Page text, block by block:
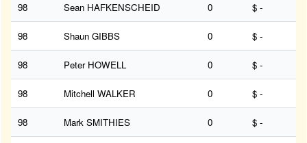
98 Sean HAFKENSCHEID 0 $ -
98 Shaun GIBBS 0 $ -
98 Peter HOWELL 0 $ -
98 Mitchell WALKER 0 $ -
98 Mark SMITHIES 0 $ -